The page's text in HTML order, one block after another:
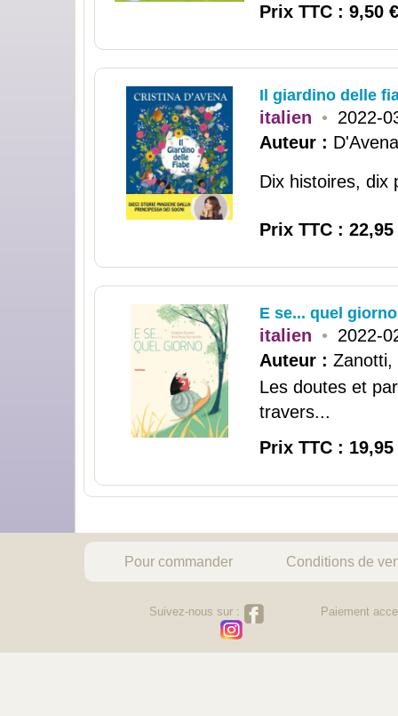
Prix TTC : 9,50 €
Il giardino delle
italien • 2022-
Auteur :
Dix histoires, dix
Prix TTC : 22,95
E se... quel giorno
italien • 2022-
Auteur : Zanotti,
Les doutes et
travers...
Prix TTC : 19,95
Pour commander Conditions de
Suivez-nous sur : Paiement